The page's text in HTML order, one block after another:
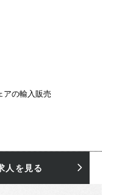
アの輸入販売
人を見る